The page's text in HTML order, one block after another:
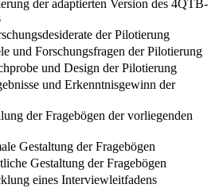
der adaptierten Version des 4QTB-
der Pilotierung
und Forschungsfragen der Pilotierung
und Design der Pilotierung
und Erkenntnisgewinn der
der Fragebögen der vorliegenden
Gestaltung der Fragebögen
Gestaltung der Fragebögen
eines Interviewleitfadens